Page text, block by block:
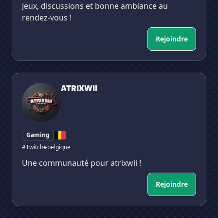
Jeux, discussions et bonne ambiance au
rendez-vous !
Rejoindre
ATRIXWII
ATRIXWII
Gaming
#Twitch#belgique
Une communauté pour atrixwii !
Rejoindre